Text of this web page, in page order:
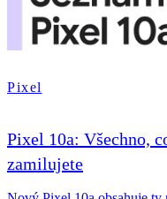
Pixel
Pixel 10a: Všechno,
zamilujete